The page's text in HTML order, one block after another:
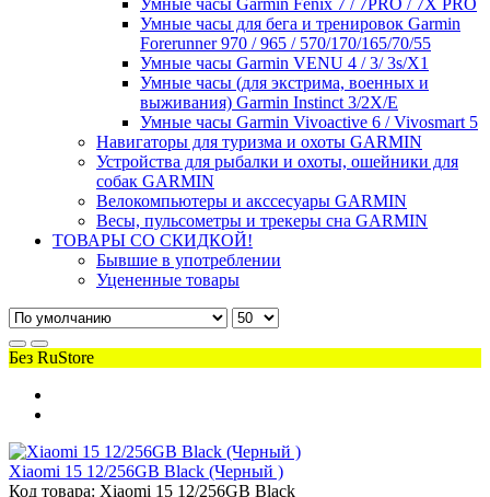
Умные часы для бега и тренировок Garmin
Forerunner 970 / 965 / 570/170/165/70/55
Умные часы Garmin VENU 4 / 3/ 3s/X1
Умные часы (для экстрима, военных и
выживания) Garmin Instinct 3/2X/E
Умные часы Garmin Vivoactive 6 / Vivosmart 5
Навигаторы для туризма и охоты GARMIN
Устройства для рыбалки и охоты, ошейники для
собак GARMIN
Велокомпьютеры и акссесуары GARMIN
Весы, пульсометры и трекеры сна GARMIN
ТОВАРЫ СО СКИДКОЙ!
Бывшие в употреблении
Уцененные товары
Без RuStore
Xiaomi 15 12/256GB Black (Черный )
Код товара: Xiaomi 15 12/256GB Black